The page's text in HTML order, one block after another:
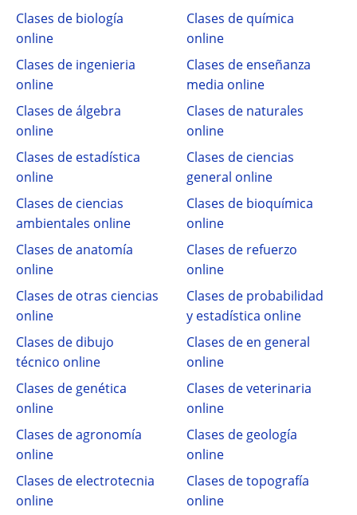
Clases de biología
online
Clases de química
online
Clases de ingenieria
online
Clases de enseñanza
media online
Clases de álgebra
online
Clases de naturales
online
Clases de estadística
online
Clases de ciencias
general online
Clases de ciencias
ambientales online
Clases de bioquímica
online
Clases de anatomía
online
Clases de refuerzo
online
Clases de otras ciencias
online
Clases de probabilidad
y estadística online
Clases de dibujo
técnico online
Clases de en general
online
Clases de genética
online
Clases de veterinaria
online
Clases de agronomía
online
Clases de geología
online
Clases de electrotecnia
online
Clases de topografía
online